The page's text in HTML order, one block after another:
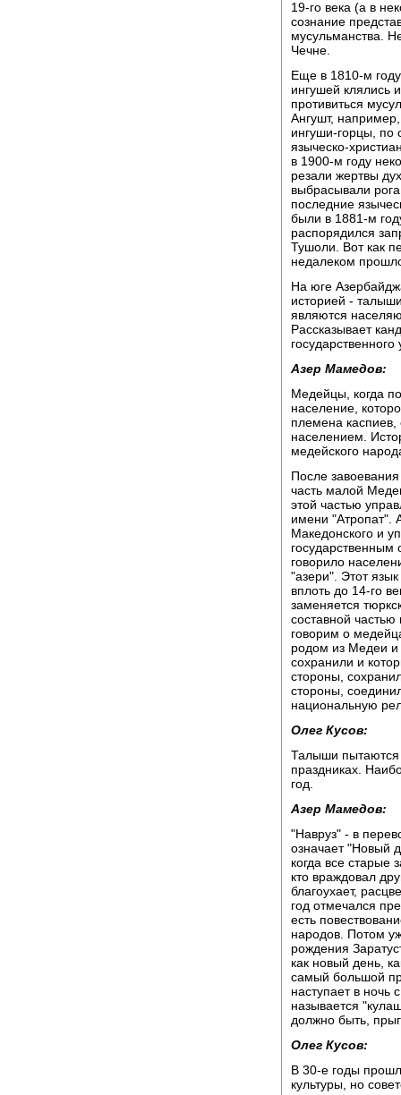
19-го века (а в
сознание
мусульманства.
Чечне.
Еще в 1810-м
ингушей клялись
противиться
Ангушт,
ингуши-горцы, по
языческо-
в 1900-м году
резали жертвы
выбрасывали
последние
были в 1881-м
распорядился
Тушоли. Вот как
недалеком
На юге
историей -
являются
Рассказывает
Азер Мамедов:
Медейцы, когда
население,
племена
населением.
медейского
После
часть малой
этой частью
имени "Атропат".
Македонского и
говорило
"азери". Этот
вплоть до 14-го
заменяется
составной
говорим о
родом из Медеи и
сохранили и
стороны,
стороны,
национальную
Олег Кусов:
Талыши пытаются
праздниках.
год.
Азер Мамедов:
"Навруз" - в
означает "Новый
когда все старые
кто враждовал
благоухает,
год отмечался
есть
народов. Потом
рождения
как новый день,
самый большой
наступает в ночь
называется
должно быть,
Олег Кусов:
В 30-е годы
культуры, но